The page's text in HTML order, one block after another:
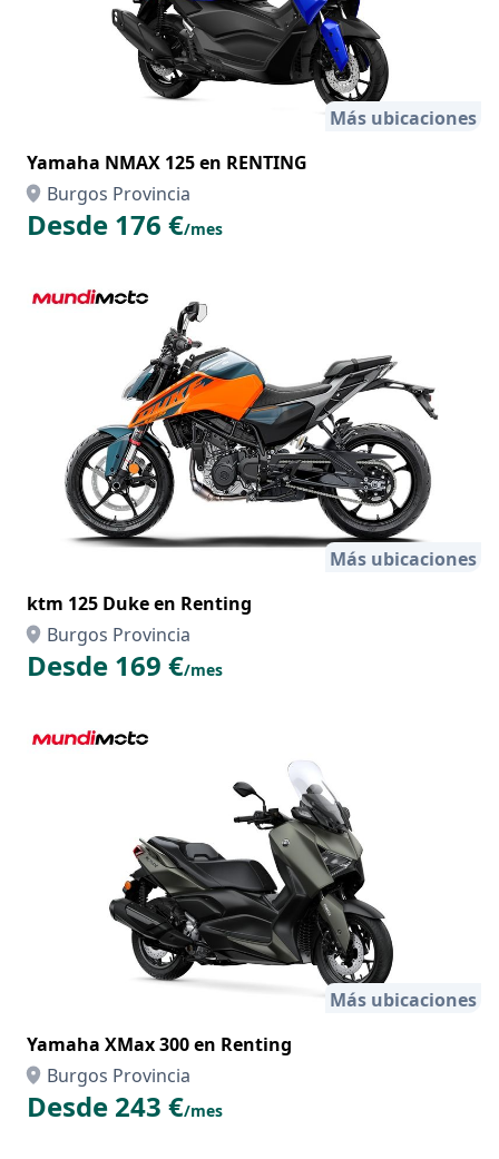
Más ubicaciones
Yamaha NMAX 125 en RENTING
Burgos Provincia
Desde 176 €/mes
Más ubicaciones
ktm 125 Duke en Renting
Burgos Provincia
Desde 169 €/mes
Más ubicaciones
Yamaha XMax 300 en Renting
Burgos Provincia
Desde 243 €/mes